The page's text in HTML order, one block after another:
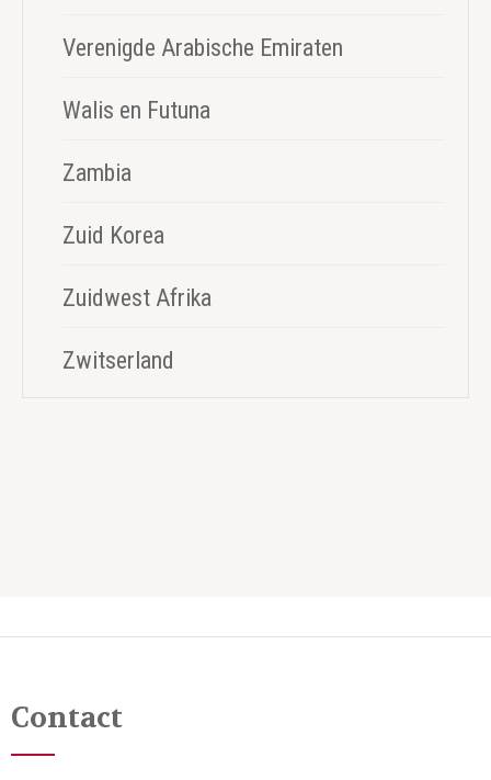
Verenigde Arabische Emiraten
Walis en Futuna
Zambia
Zuid Korea
Zuidwest Afrika
Zwitserland
Contact